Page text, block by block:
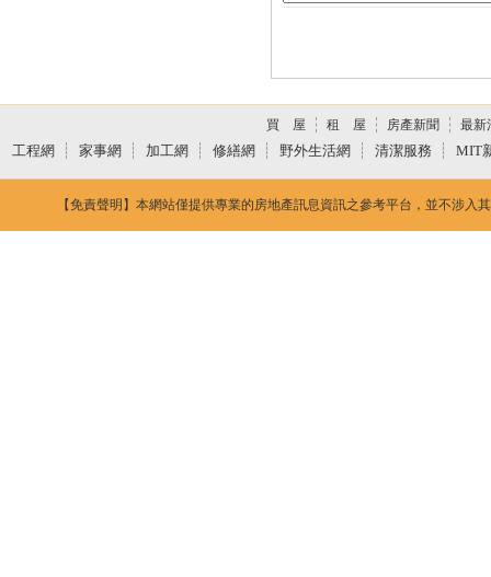
買 屋 租 屋 房產新聞 最新
工程網 家事網 加工網 修繕網 野外生活網 清潔服務 MIT
【免責聲明】本網站僅提供專業的房地產訊息資訊之參考平台，並不涉